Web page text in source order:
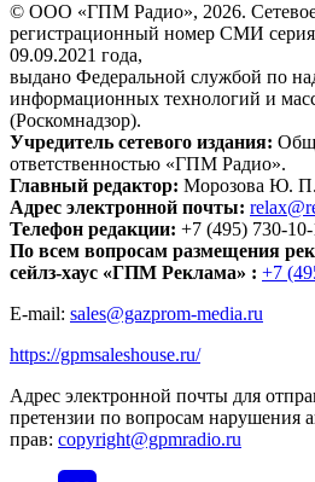
© ООО «ГПМ Радио», 2026. Сетевое
регистрационный номер СМИ
09.09.2021 года,
выдано Федеральной службой по
информационных технологий и
(Роскомнадзор).
Учредитель сетевого издания:
ответственностью «ГПМ Радио».
Главный редактор: Морозова Ю. П.
Адрес электронной почты:
Телефон редакции: +7 (495) 730-10-
По всем вопросам размещения
сейлз-хаус «ГПМ Реклама» : +7
E-mail: sales@gazprom-media.ru
https://gpmsaleshouse.ru/
Адрес электронной почты для
претензии по вопросам нарушения
прав: copyright@gpmradio.ru